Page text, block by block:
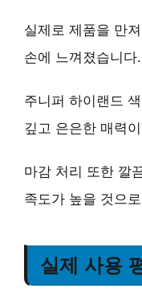
실제로 제품을 만
손에 느껴졌습니다.
주니퍼 하이랜드
깊고 은은한 매력
마감 처리 또한 깔
족도가 높을 것으
실제 사용